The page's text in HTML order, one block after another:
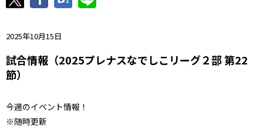
2025年10月15日
試合情報（2025プレナスなでしこリーグ２部 第22
節）
今週のイベント情報！
※随時更新